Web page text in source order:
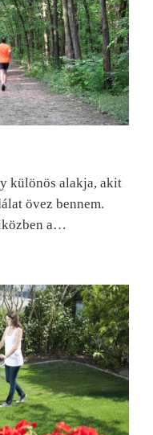
különös alakja, akit
övez bennem.
a…